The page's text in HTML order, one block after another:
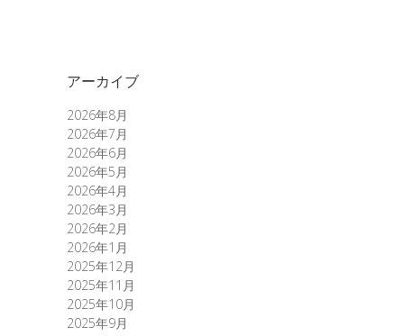
アーカイブ
2026年8月
2026年7月
2026年6月
2026年5月
2026年4月
2026年3月
2026年2月
2026年1月
2025年12月
2025年11月
2025年10月
2025年9月